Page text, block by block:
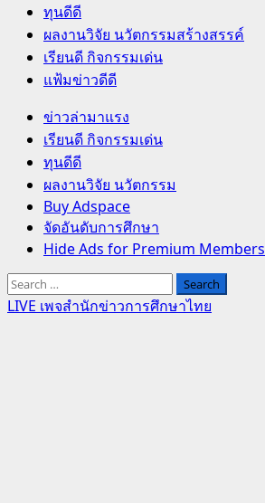
ทุนดีดี
ผลงานวิจัย นวัตกรรมสร้างสรรค์
เรียนดี กิจกรรมเด่น
แฟ้มข่าวดีดี
Primary
Menu
ข่าวล่ามาแรง
เรียนดี กิจกรรมเด่น
ทุนดีดี
ผลงานวิจัย นวัตกรรม
Buy Adspace
จัดอันดับการศึกษา
Hide Ads for Premium Members
Search
for:
LIVE เพจสำนักข่าวการศึกษาไทย